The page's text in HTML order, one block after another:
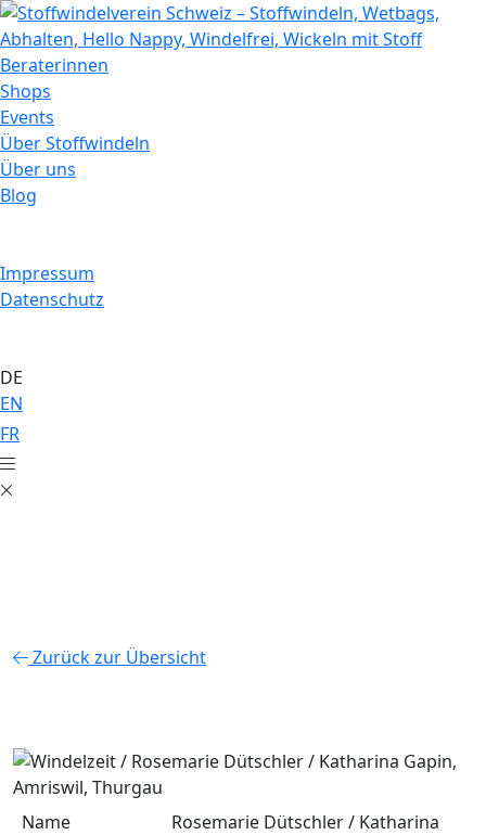
Beraterinnen
Shops
Events
Über Stoffwindeln
Über uns
Blog
Impressum
Datenschutz
DE
EN
FR
Zurück zur Übersicht
Name
Rosemarie Dütschler / Katharina